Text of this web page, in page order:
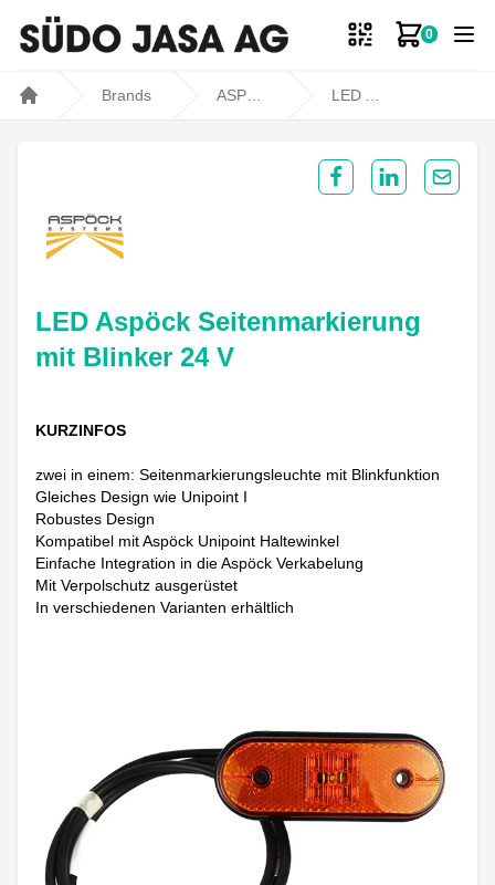
0
Zum
Brands
LED Aspöck Seitenmarkierung
mit Blinker 24 V
KURZINFOS
zwei in einem: Seitenmarkierungsleuchte mit Blinkfunktion
Gleiches Design wie Unipoint I
Robustes Design
Kompatibel mit Aspöck Unipoint Haltewinkel
Einfache Integration in die Aspöck Verkabelung
Mit Verpolschutz ausgerüstet
In verschiedenen Varianten erhältlich
Share on Facebook
Share onShare